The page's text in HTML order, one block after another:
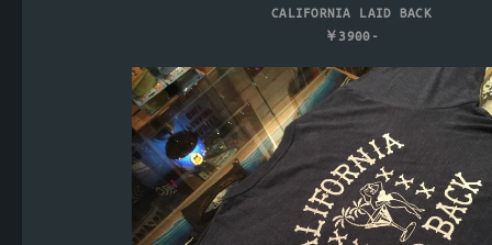
CALIFORNIA LAID BACK
￥3900-